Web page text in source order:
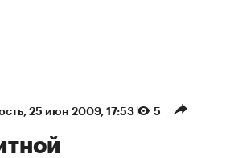
⁠, 25 июн 2009, 17:53 5